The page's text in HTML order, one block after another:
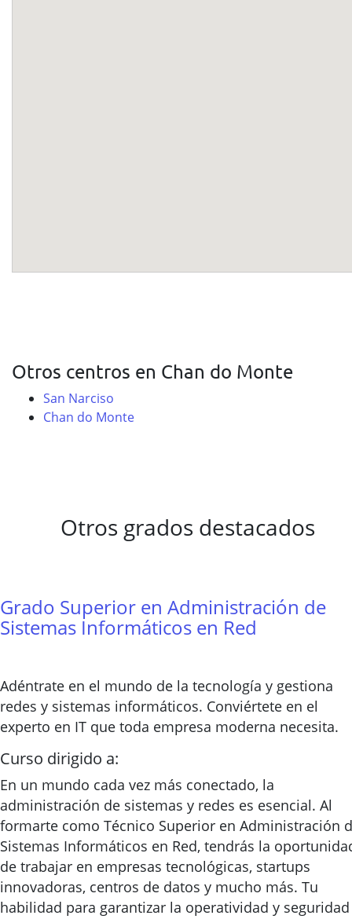
Otros centros en Chan do Monte
San Narciso
Chan do Monte
Otros grados destacados
Grado Superior en Administración de
Sistemas Informáticos en Red
Adéntrate en el mundo de la tecnología y gestiona
redes y sistemas informáticos. Conviértete en el
experto en IT que toda empresa moderna necesita.
Curso dirigido a:
En un mundo cada vez más conectado, la
administración de sistemas y redes es esencial. Al
formarte como Técnico Superior en Administración
Sistemas Informáticos en Red, tendrás la
de trabajar en empresas tecnológicas, startups
innovadoras, centros de datos y mucho más. Tu
habilidad para garantizar la operatividad y seguridad